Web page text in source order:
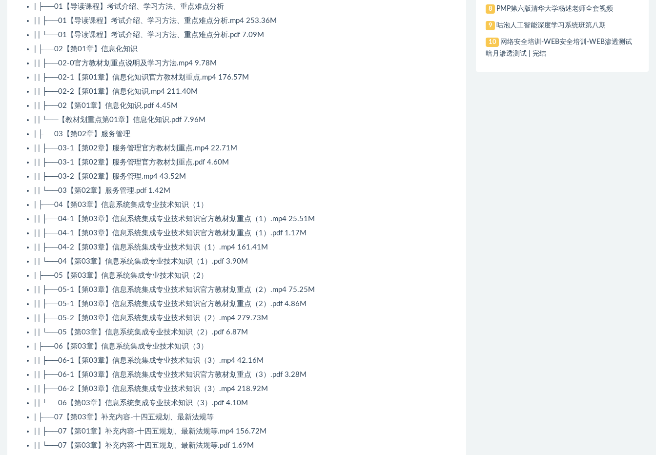
| ├──01【导读课程】考试介绍、学习方法、重点难点分析
| | ├──01【导读课程】考试介绍、学习方法、重点难点分析.mp4 253.36M
| | └──01【导读课程】考试介绍、学习方法、重点难点分析.pdf 7.09M
| ├──02【第01章】信息化知识
| | ├──02-0官方教材划重点说明及学习方法.mp4 9.78M
| | ├──02-1【第01章】信息化知识官方教材划重点.mp4 176.57M
| | ├──02-2【第01章】信息化知识.mp4 211.40M
| | ├──02【第01章】信息化知识.pdf 4.45M
| | └──【教材划重点第01章】信息化知识.pdf 7.96M
| ├──03【第02章】服务管理
| | ├──03-1【第02章】服务管理官方教材划重点.mp4 22.71M
| | ├──03-1【第02章】服务管理官方教材划重点.pdf 4.60M
| | ├──03-2【第02章】服务管理.mp4 43.52M
| | └──03【第02章】服务管理.pdf 1.42M
| ├──04【第03章】信息系统集成专业技术知识（1）
| | ├──04-1【第03章】信息系统集成专业技术知识官方教材划重点（1）.mp4 25.51M
| | ├──04-1【第03章】信息系统集成专业技术知识官方教材划重点（1）.pdf 1.17M
| | ├──04-2【第03章】信息系统集成专业技术知识（1）.mp4 161.41M
| | └──04【第03章】信息系统集成专业技术知识（1）.pdf 3.90M
| ├──05【第03章】信息系统集成专业技术知识（2）
| | ├──05-1【第03章】信息系统集成专业技术知识官方教材划重点（2）.mp4 75.25M
| | ├──05-1【第03章】信息系统集成专业技术知识官方教材划重点（2）.pdf 4.86M
| | ├──05-2【第03章】信息系统集成专业技术知识（2）.mp4 279.73M
| | └──05【第03章】信息系统集成专业技术知识（2）.pdf 6.87M
| ├──06【第03章】信息系统集成专业技术知识（3）
| | ├──06-1【第03章】信息系统集成专业技术知识（3）.mp4 42.16M
| | ├──06-1【第03章】信息系统集成专业技术知识官方教材划重点（3）.pdf 3.28M
| | ├──06-2【第03章】信息系统集成专业技术知识（3）.mp4 218.92M
| | └──06【第03章】信息系统集成专业技术知识（3）.pdf 4.10M
| ├──07【第03章】补充内容-十四五规划、最新法规等
| | ├──07【第01章】补充内容-十四五规划、最新法规等.mp4 156.72M
| | └──07【第03章】补充内容-十四五规划、最新法规等.pdf 1.69M
8 PMP第六版清华大学杨述老师全套视频
9 咕泡人工智能深度学习系统班第八期
10
网络安全培训-WEB安全培训-WEB渗透测试
暗月渗透测试 | 完结